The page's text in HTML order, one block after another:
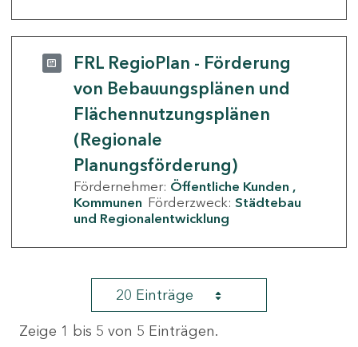
FRL RegioPlan - Förderung
von Bebauungsplänen und
Flächennutzungsplänen
(Regionale
Planungsförderung)
Fördernehmer: Öffentliche Kunden
Kommunen Förderzweck: Städtebau
und Regionalentwicklung
20 Einträge
Zeige 1 bis 5 von 5 Einträgen.